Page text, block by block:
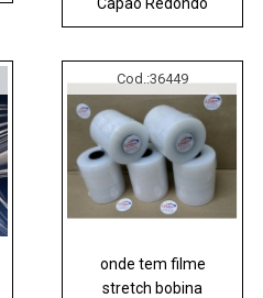
Cod.:36449
onde tem filme
stretch bobina